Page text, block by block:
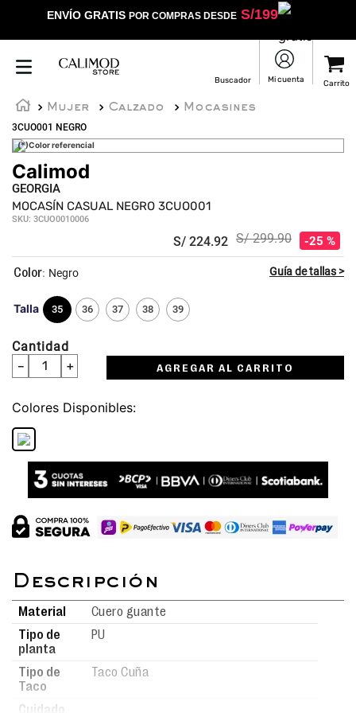
ENVÍO GRATIS POR COMPRAS DESDES/199
Mujer Calzado
Mocasines
3CUO001 NEGRO
(*)Color referencial
Calimod
GEORGIA
MOCASÍN CASUAL NEGRO 3CUO001
SKU: 3CUO0010006
S/ 224.92 S/ 299.90 25 %
Talla 35 36 37 38 39
: Negro
Cantidad
＋
－ AGREGAR AL CARRITO
Colores
Material
Cuero guante
Tipo de
planta
PU
Tipo de
Taco
Taco Cuña
Cuidado